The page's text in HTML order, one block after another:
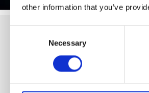
other information that you’ve
Necessary